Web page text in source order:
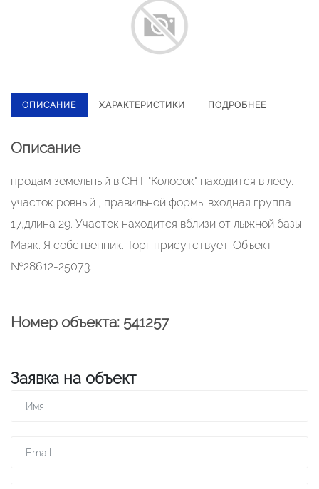
ОПИСАНИЕ ХАРАКТЕРИСТИКИ ПОДРОБНЕЕ
Описание
продам земельный в СНТ "Колосок" находится в лесу.
участок ровный , правильной формы входная группа
17,длина 29. Участок находится вблизи от лыжной базы
Маяк. Я собственник. Торг присутствует. Объект
№28612-25073.
Номер объекта: 541257
Заявка на объект